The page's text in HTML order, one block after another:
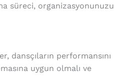
süreci, organizasyonunuzu
dansçıların performansını
uygun olmalı ve